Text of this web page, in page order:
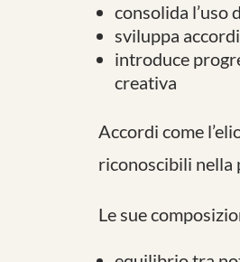
consolida
sviluppa
introduce
creativa
Accordi come
riconoscibili nella
Le sue